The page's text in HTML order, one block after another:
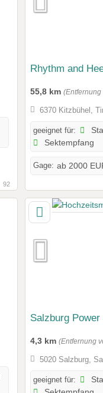
92
Rhythm and
55,8 km (Entfernung
6370 Kitzbühel,
geeignet für:
Sektempfang
Gage: ab 2000
Salzburg Power
4,3 km (Entfernung
5020 Salzburg,
geeignet für: